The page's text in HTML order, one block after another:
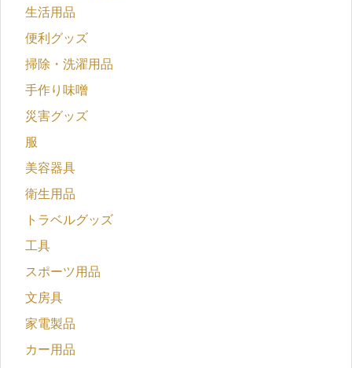
生活用品
便利グッズ
掃除・洗濯用品
手作り味噌
災害グッズ
服
美容器具
衛生用品
トラベルグッズ
工具
スポーツ用品
文房具
家電製品
カー用品